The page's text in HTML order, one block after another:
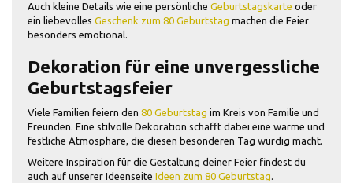
Auch kleine Details wie eine persönliche Geburtstagskarte oder
ein liebevolles Geschenk zum 80 Geburtstag machen die Feier
besonders emotional.
Dekoration für eine unvergessliche
Geburtstagsfeier
Viele Familien feiern den 80 Geburtstag im Kreis von Familie und
Freunden. Eine stilvolle Dekoration schafft dabei eine warme und
festliche Atmosphäre, die diesen besonderen Tag würdig macht.
Weitere Inspiration für die Gestaltung deiner Feier findest du
auch auf unserer Ideenseite Ideen zum 80 Geburtstag.